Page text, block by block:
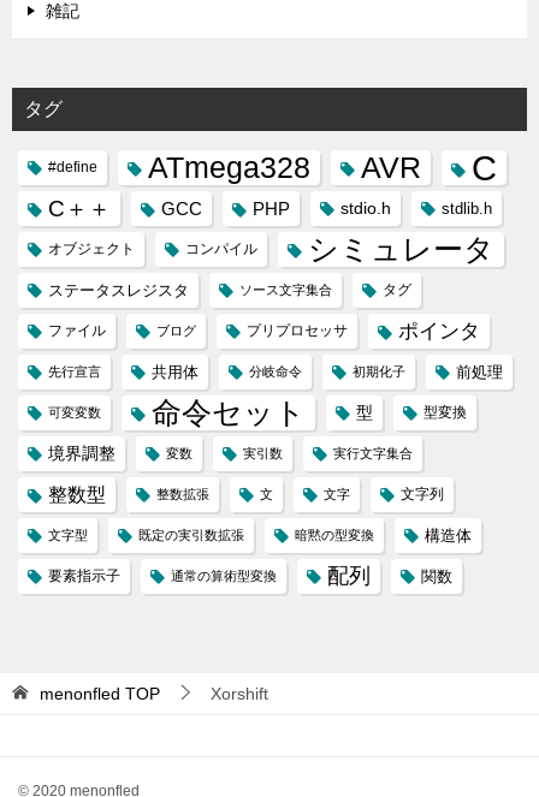
雑記
タグ
#define ATmega328 AVR C
C＋＋ GCC PHP stdio.h stdlib.h
オブジェクト コンパイル シミュレータ
ステータスレジスタ ソース文字集合 タグ
ファイル ブログ プリプロセッサ ポインタ
先行宣言 共用体 分岐命令 初期化子 前処理
可変変数 命令セット 型 型変換
境界調整 変数 実引数 実行文字集合
整数型 整数拡張 文 文字 文字列
文字型 既定の実引数拡張 暗黙の型変換 構造体
要素指示子 通常の算術型変換 配列 関数
menonfled TOP Xorshift
© 2020 menonfled